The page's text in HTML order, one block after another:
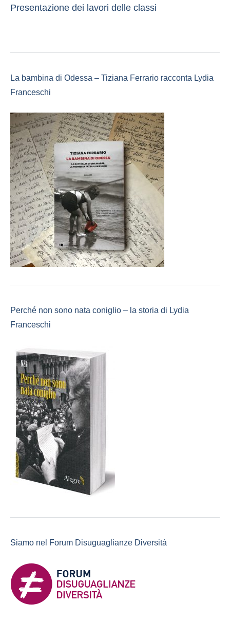
Presentazione dei lavori delle classi
La bambina di Odessa – Tiziana Ferrario racconta Lydia
Franceschi
Perché non sono nata coniglio – la storia di Lydia
Franceschi
Siamo nel Forum Disuguaglianze Diversità